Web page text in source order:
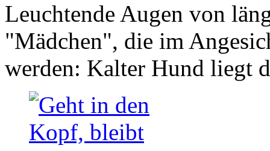
Leuchtende Augen von
"Mädchen", die im
werden: Kalter Hund liegt